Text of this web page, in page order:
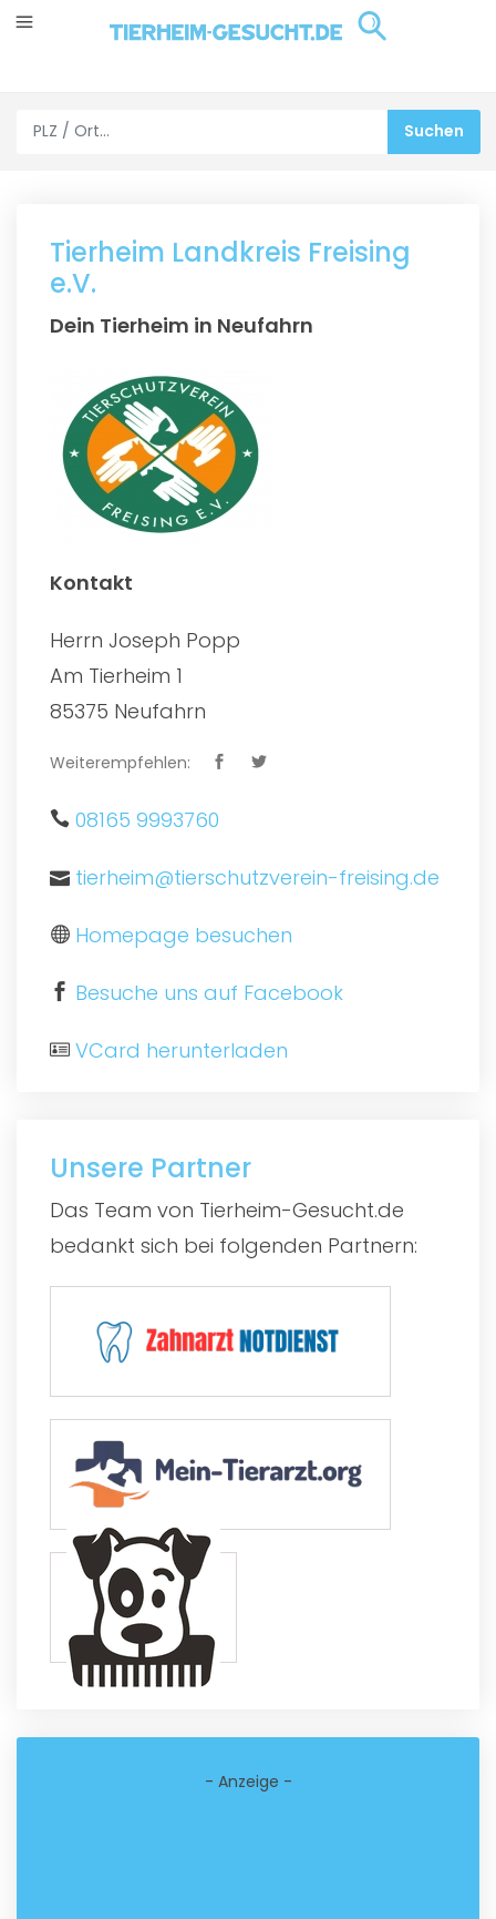
Tierheim Landkreis Freising
e.V.
Dein Tierheim in Neufahrn
Kontakt
Herrn Joseph Popp
Am Tierheim 1
85375 Neufahrn
Weiterempfehlen:
08165 9993760
tierheim@tierschutzverein-freising.de
Homepage besuchen
Besuche uns auf Facebook
VCard herunterladen
Unsere Partner
Das Team von Tierheim-Gesucht.de
bedankt sich bei folgenden Partnern:
- Anzeige -